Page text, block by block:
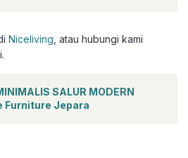
Niceliving , atau hubungi kami
SALUR MODERN
Furniture Jepara